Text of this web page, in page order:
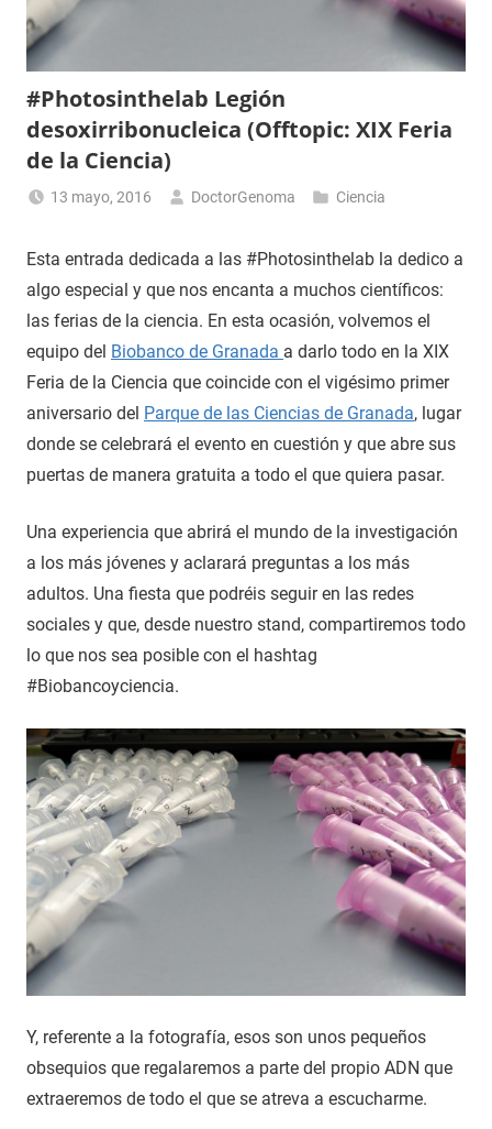
#Photosinthelab Legión
desoxirribonucleica (Offtopic: XIX Feria
de la Ciencia)
13 mayo, 2016 DoctorGenoma Ciencia
Esta entrada dedicada a las #Photosinthelab la dedico a
algo especial y que nos encanta a muchos científicos:
las ferias de la ciencia. En esta ocasión, volvemos el
equipo del Biobanco de Granada a darlo todo en la XIX
Feria de la Ciencia que coincide con el vigésimo primer
aniversario del Parque de las Ciencias de Granada, lugar
donde se celebrará el evento en cuestión y que abre sus
puertas de manera gratuita a todo el que quiera pasar.
Una experiencia que abrirá el mundo de la investigación
a los más jóvenes y aclarará preguntas a los más
adultos. Una fiesta que podréis seguir en las redes
sociales y que, desde nuestro stand, compartiremos todo
lo que nos sea posible con el hashtag
#Biobancoyciencia.
Y, referente a la fotografía, esos son unos pequeños
obsequios que regalaremos a parte del propio ADN que
extraeremos de todo el que se atreva a escucharme.